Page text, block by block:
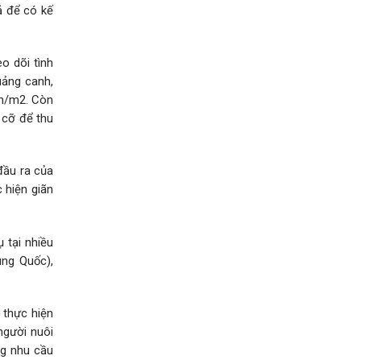
để có kế
dõi tình
canh,
m2. Còn
để thu
ra của
hiện giãn
tại nhiều
Quốc),
thực hiện
nuôi
nhu cầu